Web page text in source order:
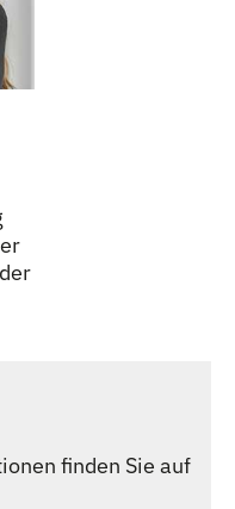
finden Sie auf